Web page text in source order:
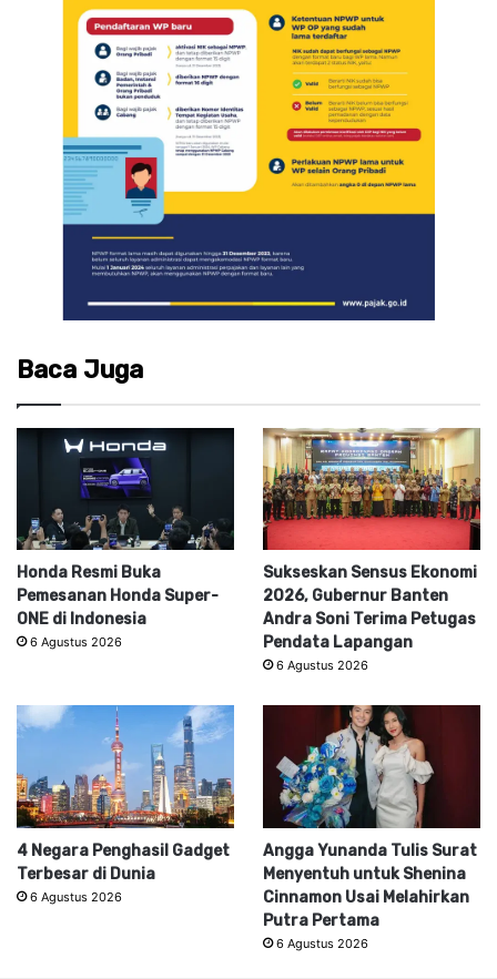
Baca Juga
Honda Resmi Buka
Pemesanan Honda Super-
ONE di Indonesia
6 Agustus 2026
Sukseskan Sensus Ekonomi
2026, Gubernur Banten
Andra Soni Terima Petugas
Pendata Lapangan
6 Agustus 2026
4 Negara Penghasil Gadget
Terbesar di Dunia
6 Agustus 2026
Angga Yunanda Tulis Surat
Menyentuh untuk Shenina
Cinnamon Usai Melahirkan
Putra Pertama
6 Agustus 2026